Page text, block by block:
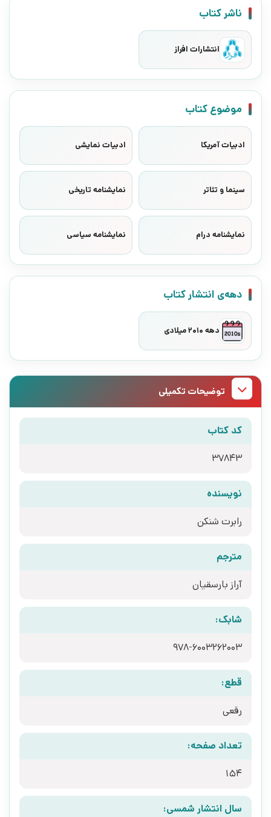
ناشر کتاب
انتشارات افراز
موضوع کتاب
ادبیات آمریکا ادبیات نمایشی
سینما و تئاتر نمایشنامه تاریخی
نمایشنامه درام نمایشنامه سیاسی
دهه‌ی انتشار کتاب
دهه 2010 میلادی
توضیحات تکمیلی
کد کتاب
37843
نویسنده
رابرت شنکن
مترجم
آراز بارسقیان
شابک:
978-6003262003
قطع:
رقعی
تعداد صفحه:
154
سال انتشار شمسی: